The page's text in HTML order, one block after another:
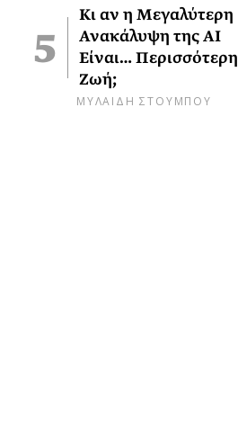
Κι αν η Μεγαλύτερη
Ανακάλυψη της AI
Είναι… Περισσότερη
Ζωή;
ΜΥΛΑΙΔΗ ΣΤΟΥΜΠΟΥ